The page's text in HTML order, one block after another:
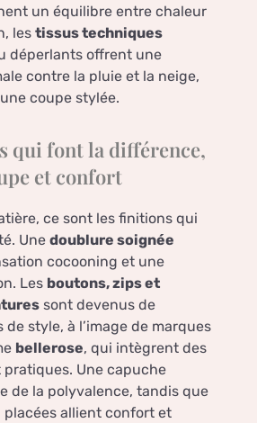
un équilibre entre chaleur
les tissus techniques
déperlants offrent une
contre la pluie et la neige,
coupe stylée.
qui font la différence,
et confort
ce sont les finitions qui
Une doublure soignée
cocooning et une
Les boutons, zips et
sont devenus de
style, à l’image de marques
bellerose, qui intègrent des
Une capuche
de la polyvalence, tandis que
placées allient confort et